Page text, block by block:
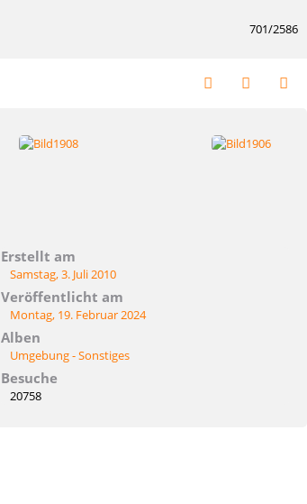
701/2586
Erstellt am
Samstag, 3. Juli 2010
Veröffentlicht am
Montag, 19. Februar 2024
Alben
Umgebung - Sonstiges
Besuche
20758